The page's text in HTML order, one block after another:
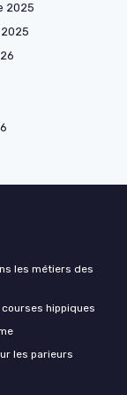
2025
les métiers des
hippiques
les parieurs